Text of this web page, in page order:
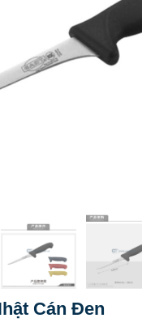
Cán Đen